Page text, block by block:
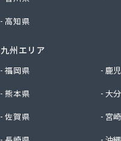
高知県
九州エリア
福岡県
鹿
熊本県
大
佐賀県
宮